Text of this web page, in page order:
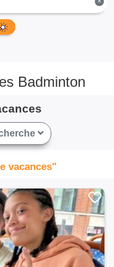
Badminton
vacances"